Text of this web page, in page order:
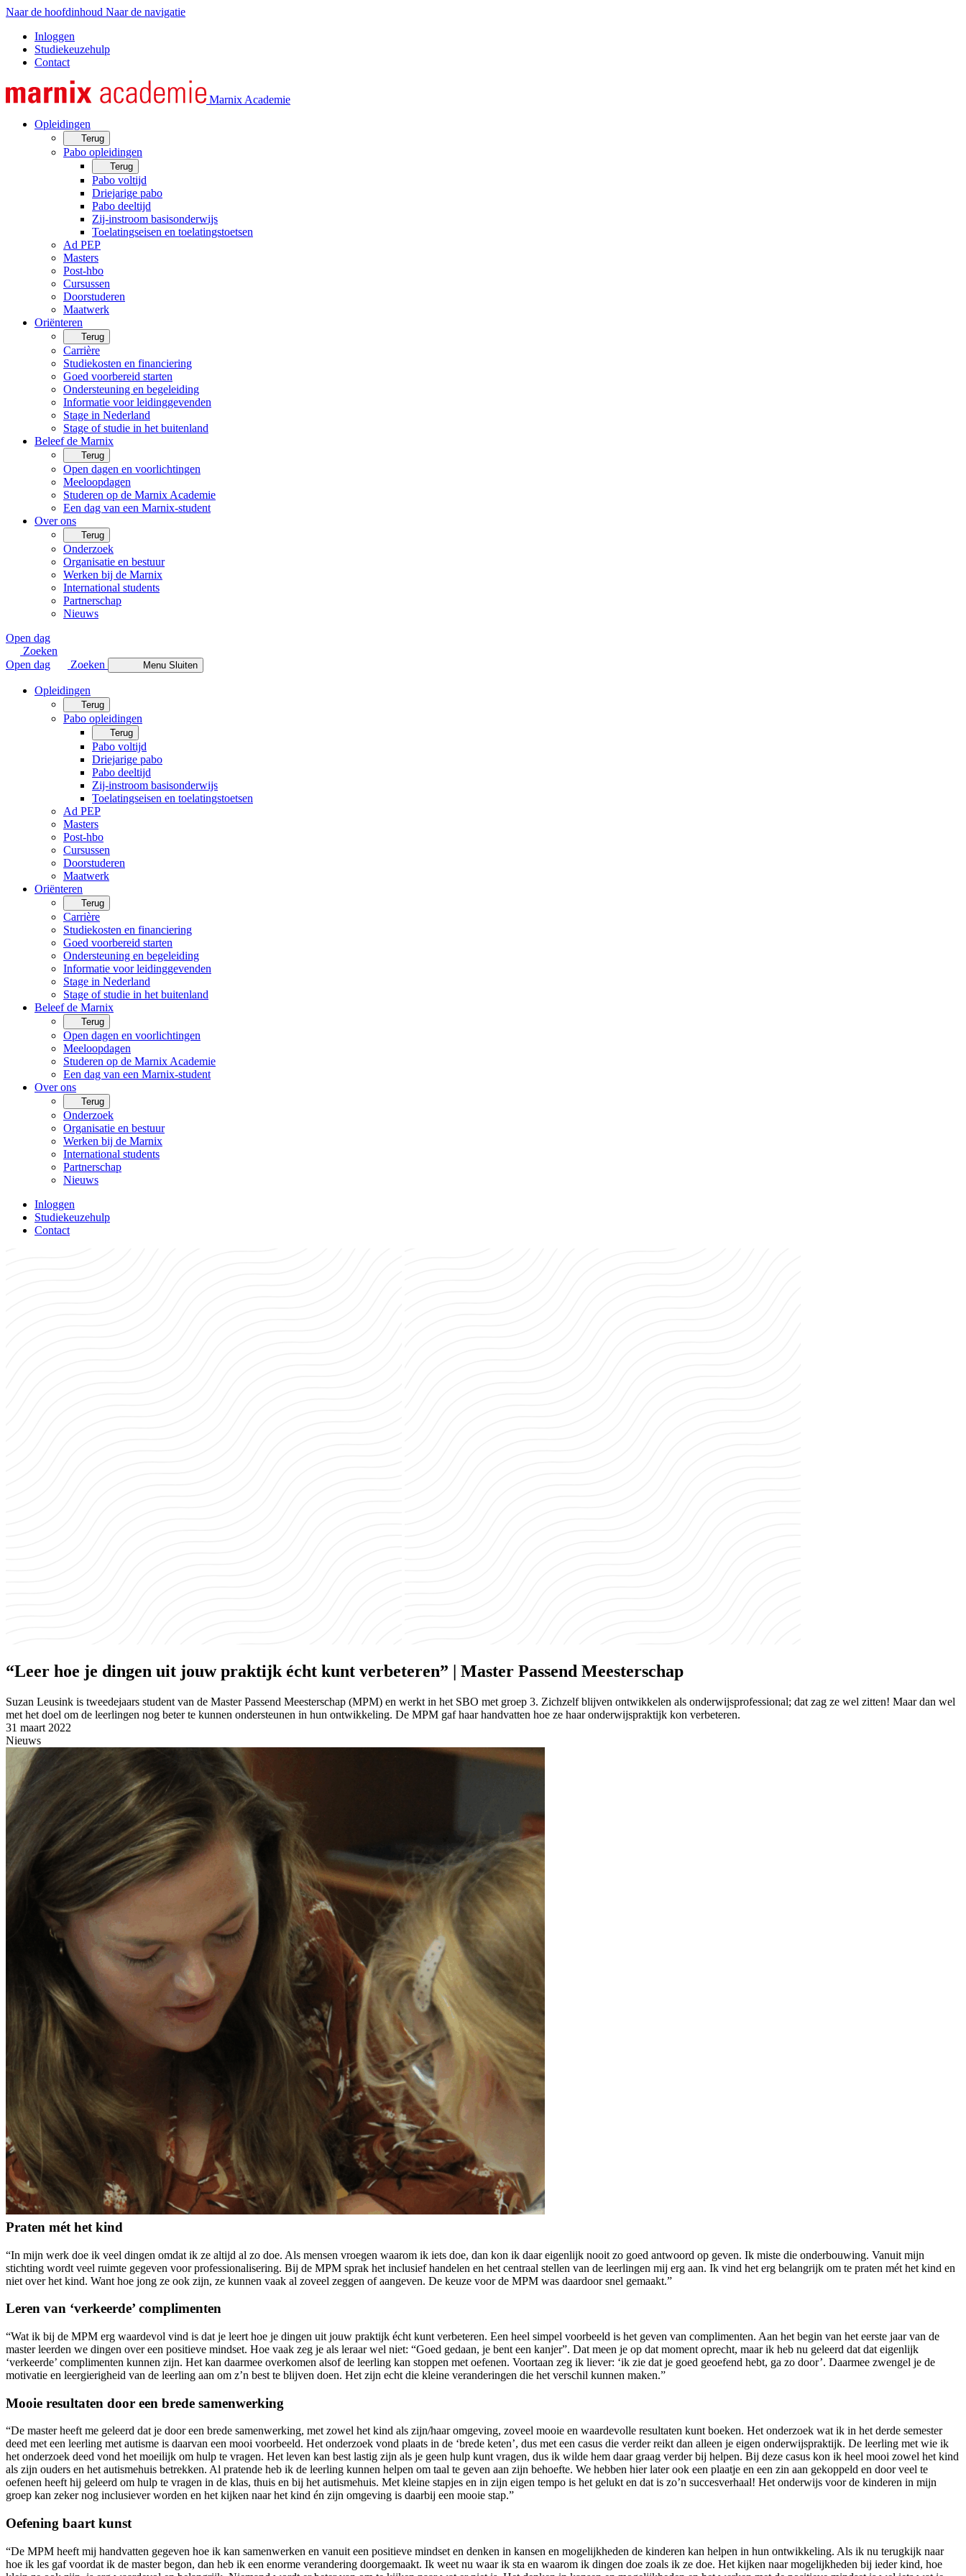
Naar de hoofdinhoud Naar de navigatie
Inloggen
Studiekeuzehulp
Contact
Marnix Academie
Opleidingen
Terug
Pabo opleidingen
Terug
Pabo voltijd
Driejarige pabo
Pabo deeltijd
Zij-instroom basisonderwijs
Toelatingseisen en toelatingstoetsen
Ad PEP
Masters
Post-hbo
Cursussen
Doorstuderen
Maatwerk
Oriënteren
Terug
Carrière
Studiekosten en financiering
Goed voorbereid starten
Ondersteuning en begeleiding
Informatie voor leidinggevenden
Stage in Nederland
Stage of studie in het buitenland
Beleef de Marnix
Terug
Open dagen en voorlichtingen
Meeloopdagen
Studeren op de Marnix Academie
Een dag van een Marnix-student
Over ons
Terug
Onderzoek
Organisatie en bestuur
Werken bij de Marnix
International students
Partnerschap
Nieuws
Open dag
Zoeken
Open dag
Zoeken Menu Sluiten
Opleidingen
Terug
Pabo opleidingen
Terug
Pabo voltijd
Driejarige pabo
Pabo deeltijd
Zij-instroom basisonderwijs
Toelatingseisen en toelatingstoetsen
Ad PEP
Masters
Post-hbo
Cursussen
Doorstuderen
Maatwerk
Oriënteren
Terug
Carrière
Studiekosten en financiering
Goed voorbereid starten
Ondersteuning en begeleiding
Informatie voor leidinggevenden
Stage in Nederland
Stage of studie in het buitenland
Beleef de Marnix
Terug
Open dagen en voorlichtingen
Meeloopdagen
Studeren op de Marnix Academie
Een dag van een Marnix-student
Over ons
Terug
Onderzoek
Organisatie en bestuur
Werken bij de Marnix
International students
Partnerschap
Nieuws
Inloggen
Studiekeuzehulp
Contact
“Leer hoe je dingen uit jouw praktijk écht kunt verbeteren” | Master Passend Meesterschap
Suzan Leusink is tweedejaars student van de Master Passend Meesterschap (MPM) en werkt in het SBO met groep 3. Zichzelf blijven ontwikkelen als onderwijsprofessional; dat zag ze wel zitten! Maar dan wel
met het doel om de leerlingen nog beter te kunnen ondersteunen in hun ontwikkeling. De MPM gaf haar handvatten hoe ze haar onderwijspraktijk kon verbeteren.
31 maart 2022
Nieuws
Praten mét het kind
“In mijn werk doe ik veel dingen omdat ik ze altijd al zo doe. Als mensen vroegen waarom ik iets doe, dan kon ik daar eigenlijk nooit zo goed antwoord op geven. Ik miste die onderbouwing. Vanuit mijn
stichting wordt veel ruimte gegeven voor professionalisering. Bij de MPM sprak het inclusief handelen en het centraal stellen van de leerlingen mij erg aan. Ik vind het erg belangrijk om te praten mét het kind en
niet over het kind. Want hoe jong ze ook zijn, ze kunnen vaak al zoveel zeggen of aangeven. De keuze voor de MPM was daardoor snel gemaakt.”
Leren van ‘verkeerde’ complimenten
“Wat ik bij de MPM erg waardevol vind is dat je leert hoe je dingen uit jouw praktijk écht kunt verbeteren. Een heel simpel voorbeeld is het geven van complimenten. Aan het begin van het eerste jaar van de
master leerden we dingen over een positieve mindset. Hoe vaak zeg je als leraar wel niet: “Goed gedaan, je bent een kanjer”. Dat meen je op dat moment oprecht, maar ik heb nu geleerd dat dat eigenlijk
‘verkeerde’ complimenten kunnen zijn. Het kan daarmee overkomen alsof de leerling kan stoppen met oefenen. Voortaan zeg ik liever: ‘ik zie dat je goed geoefend hebt, ga zo door’. Daarmee zwengel je de
motivatie en leergierigheid van de leerling aan om z’n best te blijven doen. Het zijn echt die kleine veranderingen die het verschil kunnen maken.”
Mooie resultaten door een brede samenwerking
“De master heeft me geleerd dat je door een brede samenwerking, met zowel het kind als zijn/haar omgeving, zoveel mooie en waardevolle resultaten kunt boeken. Het onderzoek wat ik in het derde semester
deed met een leerling met autisme is daarvan een mooi voorbeeld. Het onderzoek vond plaats in de ‘brede keten’, dus met een casus die verder reikt dan alleen je eigen onderwijspraktijk. De leerling met wie ik
het onderzoek deed vond het moeilijk om hulp te vragen. Het leven kan best lastig zijn als je geen hulp kunt vragen, dus ik wilde hem daar graag verder bij helpen. Bij deze casus kon ik heel mooi zowel het kind
als zijn ouders en het autismehuis betrekken. Al pratende heb ik de leerling kunnen helpen om taal te geven aan zijn behoefte. We hebben hier later ook een plaatje en een zin aan gekoppeld en door veel te
oefenen heeft hij geleerd om hulp te vragen in de klas, thuis en bij het autismehuis. Met kleine stapjes en in zijn eigen tempo is het gelukt en dat is zo’n succesverhaal! Het onderwijs voor de kinderen in mijn
groep kan zeker nog inclusiever worden en het kijken naar het kind én zijn omgeving is daarbij een mooie stap.”
Oefening baart kunst
“De MPM heeft mij handvatten gegeven hoe ik kan samenwerken en vanuit een positieve mindset en denken in kansen en mogelijkheden de kinderen kan helpen in hun ontwikkeling. Als ik nu terugkijk naar
hoe ik les gaf voordat ik de master begon, dan heb ik een enorme verandering doorgemaakt. Ik weet nu waar ik sta en waarom ik dingen doe zoals ik ze doe. Het kijken naar mogelijkheden bij ieder kind, hoe